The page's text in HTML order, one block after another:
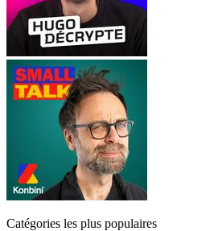
Catégories les plus populaires